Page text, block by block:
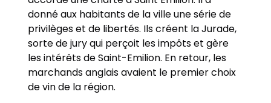
donné aux habitants de la ville une série de
privilèges et de libertés. Ils créent la Jurade,
sorte de jury qui perçoit les impôts et gère
les intérêts de Saint-Emilion. En retour, les
marchands anglais avaient le premier choix
de vin de la région.